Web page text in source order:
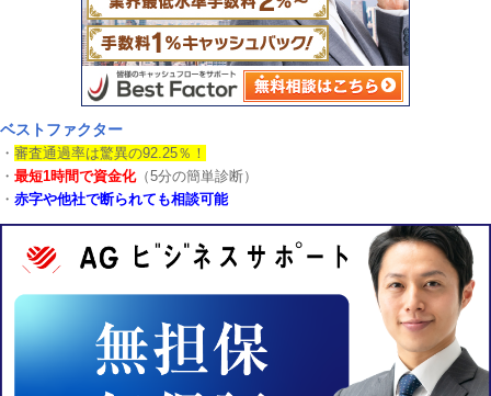
ベストファクター
・ 審査通過率は驚異の92.25％！
・ 最短1時間で資金化（5分の簡単診断）
・ 赤字や他社で断られても相談可能